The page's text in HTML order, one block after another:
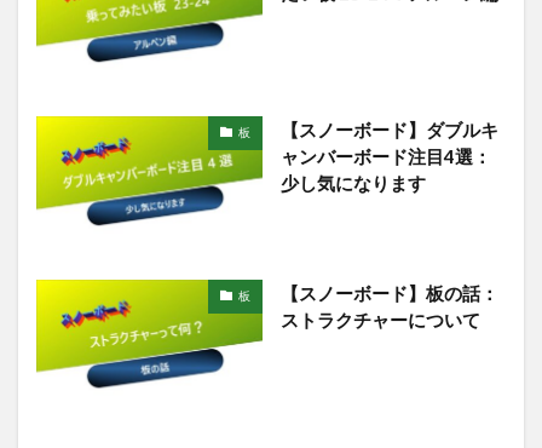
板
【スノーボード】ダブルキ
ャンバーボード注目4選：
少し気になります
板
【スノーボード】板の話：
ストラクチャーについて